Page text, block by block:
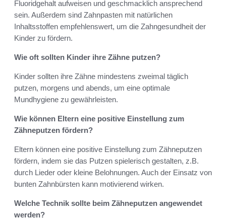
Fluoridgehalt aufweisen und geschmacklich ansprechend
sein. Außerdem sind Zahnpasten mit natürlichen
Inhaltsstoffen empfehlenswert, um die Zahngesundheit der
Kinder zu fördern.
Wie oft sollten Kinder ihre Zähne putzen?
Kinder sollten ihre Zähne mindestens zweimal täglich
putzen, morgens und abends, um eine optimale
Mundhygiene zu gewährleisten.
Wie können Eltern eine positive Einstellung zum
Zähneputzen fördern?
Eltern können eine positive Einstellung zum Zähneputzen
fördern, indem sie das Putzen spielerisch gestalten, z.B.
durch Lieder oder kleine Belohnungen. Auch der Einsatz von
bunten Zahnbürsten kann motivierend wirken.
Welche Technik sollte beim Zähneputzen angewendet
werden?